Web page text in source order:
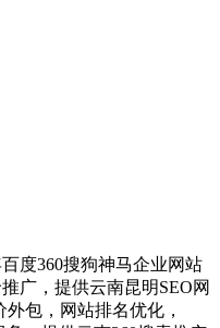
度360搜狗神马企业网站
广，提供云南昆明SEO网
包，网站排名优化，